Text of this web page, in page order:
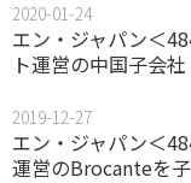
2020-01-24
エン・ジャパン＜
ト運営の中国子会
2019-12-27
エン・ジャパン＜
運営のBrocanteを